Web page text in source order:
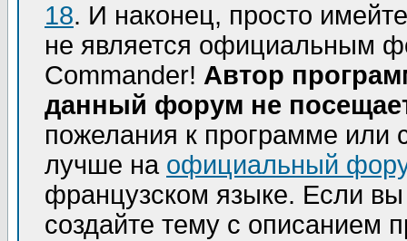
18. И наконец, просто
не является официальным
Commander! Автор
данный форум не
пожелания к программе
лучше на официальный
французском языке. Если
создайте тему с описанием